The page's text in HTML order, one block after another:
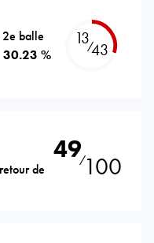
2e balle
30.23 %
13⁄43
de
49⁄100